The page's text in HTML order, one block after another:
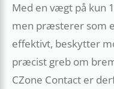
Med en vægt på kun
men præsterer som
effektivt, beskytter
præcist greb om
CZone Contact er